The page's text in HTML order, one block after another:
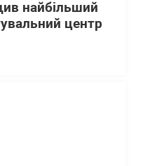
найбільший
центр